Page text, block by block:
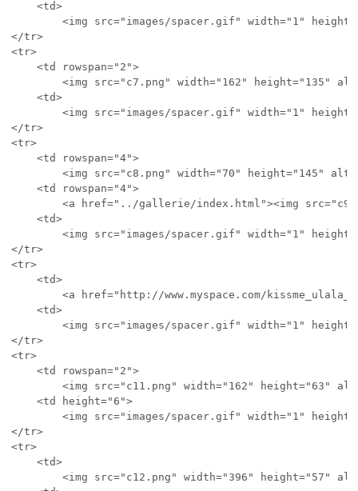
</tr>
<tr>
</tr>
<tr>
</tr>
<tr>
</tr>
<tr>
</tr>
<tr>